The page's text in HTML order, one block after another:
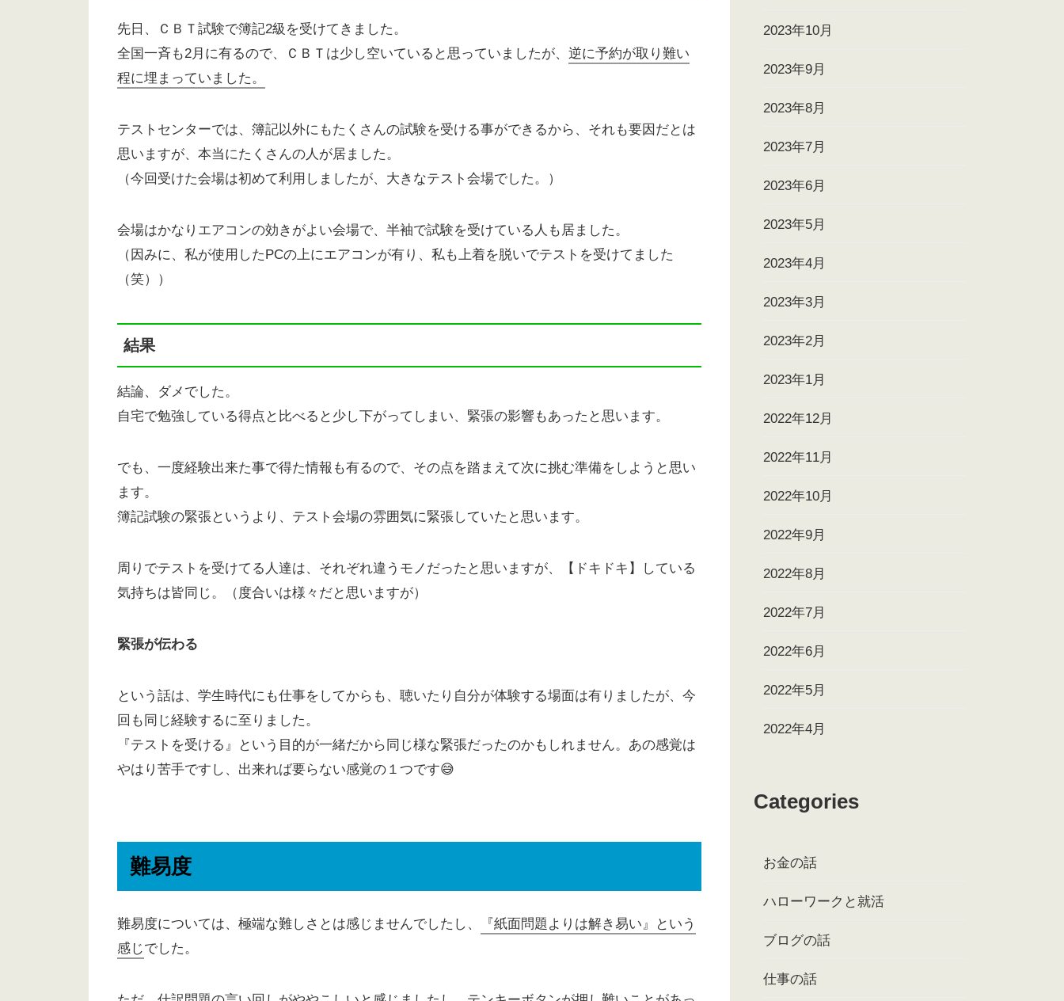
先日、ＣＢＴ試験で簿記2級を受けてきました。
全国一斉も2月に有るので、ＣＢＴは少し空いていると思っていましたが、 逆に予約が取り難い
程に埋まっていました。
テストセンターでは、簿記以外にもたくさんの試験を受ける事ができるから、それも要因だとは
思いますが、本当にたくさんの人が居ました。
（今回受けた会場は初めて利用しましたが、大きなテスト会場でした。）
会場はかなりエアコンの効きがよい会場で、半袖で試験を受けている人も居ました。
（因みに、私が使用したPCの上にエアコンが有り、私も上着を脱いでテストを受けてました
（笑））
結果
結論、ダメでした。
自宅で勉強している得点と比べると少し下がってしまい、緊張の影響もあったと思います。
でも、一度経験出来た事で得た情報も有るので、その点を踏まえて次に挑む準備をしようと思い
ます。
簿記試験の緊張というより、テスト会場の雰囲気に緊張していたと思います。
周りでテストを受けてる人達は、それぞれ違うモノだったと思いますが、【ドキドキ】している
気持ちは皆同じ。（度合いは様々だと思いますが）
緊張が伝わる
という話は、学生時代にも仕事をしてからも、聴いたり自分が体験する場面は有りましたが、今
回も同じ経験するに至りました。
『テストを受ける』という目的が一緒だから同じ様な緊張だったのかもしれません。あの感覚は
やはり苦手ですし、出来れば要らない感覚の１つです😅
難易度
難易度については、極端な難しさとは感じませんでしたし、
『紙面問題よりは解き易い』という
感じでした。
2023年10月
2023年9月
2023年8月
2023年7月
2023年6月
2023年5月
2023年4月
2023年3月
2023年2月
2023年1月
2022年12月
2022年11月
2022年10月
2022年9月
2022年8月
2022年7月
2022年6月
2022年5月
2022年4月
Categories
お金の話
ハローワークと就活
ブログの話
仕事の話